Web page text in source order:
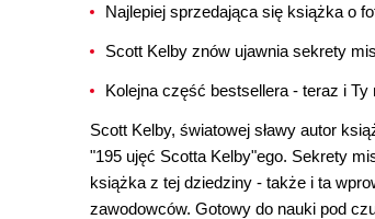
Najlepiej sprzedająca się książka o
Scott Kelby znów ujawnia sekrety
Kolejna część bestsellera - teraz i
Scott Kelby, światowej sławy autor
"195 ujęć Scotta Kelby"ego. Sekrety
książka z tej dziedziny - także i ta
zawodowców. Gotowy do nauki pod